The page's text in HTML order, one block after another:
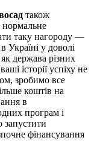
також
нормальне
таку нагороду —
Україні у доволі
держава різних
історії успіху не
зробимо все
коштів на
в
програм і
запустити
фінансування